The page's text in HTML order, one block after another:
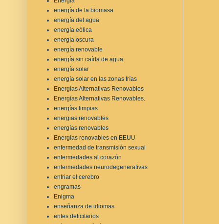
energía de la biomasa
energía del agua
energía eólica
energía oscura
energía renovable
energía sin caída de agua
energía solar
energía solar en las zonas frías
Energías Alternativas Renovables
Energías Alternativas Renovables.
energías limpias
energias renovables
energías renovables
Energías renovables en EEUU
enfermedad de transmisión sexual
enfermedades al corazón
enfermedades neurodegenerativas
enfriar el cerebro
engramas
Enigma
enseñanza de idiomas
entes deficitarios